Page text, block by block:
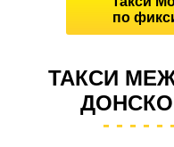
по
ТАКСИ